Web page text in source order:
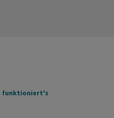
funktioniert's